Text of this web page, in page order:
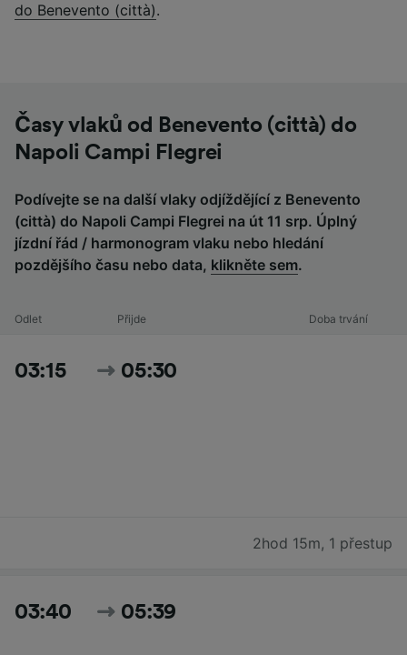
do Benevento (città).
Časy vlaků od Benevento (città) do
Napoli Campi Flegrei
Podívejte se na další vlaky odjíždějící z Benevento
(città) do Napoli Campi Flegrei na út 11 srp. Úplný
jízdní řád / harmonogram vlaku nebo hledání
pozdějšího času nebo data, klikněte sem.
Odlet Přijde Doba trvání
03:15 05:30
2hod 15m, 1 přestup
03:40 05:39